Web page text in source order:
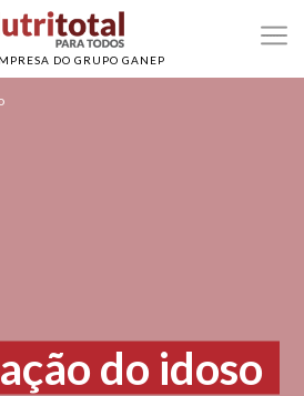
DO GRUPO GANEP
do idoso